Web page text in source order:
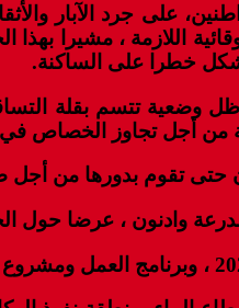
على جرد الآبار
ظل وضعية تتسم بقلة
من أجل تجاوز الخصاص في
حتى تقوم بدورها من أجل
وادنون ، عرضا حول